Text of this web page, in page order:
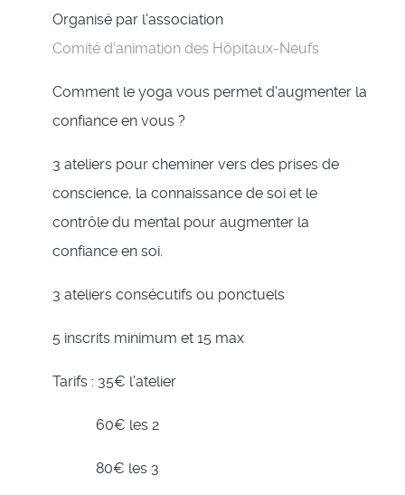
Organisé par l'association
Comité d'animation des Hôpitaux-Neufs
Comment le yoga vous permet d'augmenter la
confiance en vous ?
3 ateliers pour cheminer vers des prises de
conscience, la connaissance de soi et le
contrôle du mental pour augmenter la
confiance en soi.
3 ateliers consécutifs ou ponctuels
5 inscrits minimum et 15 max
Tarifs : 35€ l'atelier
60€ les 2
80€ les 3